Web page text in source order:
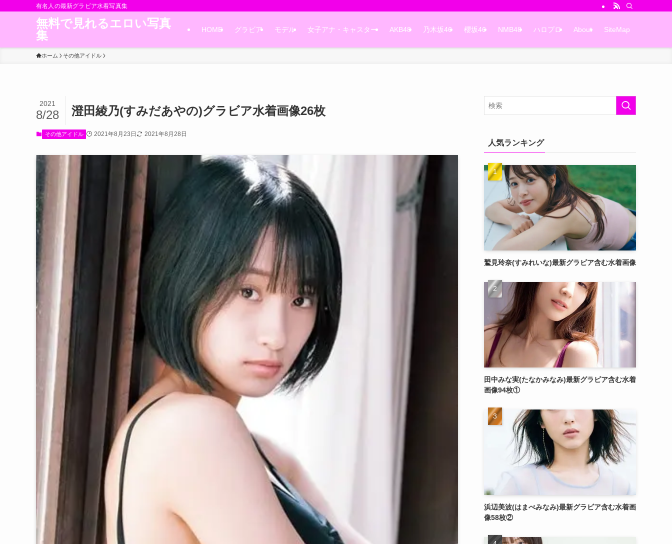
有名人の最新グラビア水着写真集
無料で見れるエロい写真
集
HOME グラビア モデル 女子アナ・キャスター AKB48 乃木坂46 櫻坂46 NMB48 ハロプロ About SiteMap
ホーム その他アイドル
澄田綾乃(すみだあやの)グラビア水着画像26枚
2021
8/28
その他アイドル 2021年8月23日 2021年8月28日
人気ランキング
鷲見玲奈(すみれいな)最新グラビア含む水着画像
田中みな実(たなかみなみ)最新グラビア含む水着
画像94枚①
浜辺美波(はまべみなみ)最新グラビア含む水着画
像58枚②